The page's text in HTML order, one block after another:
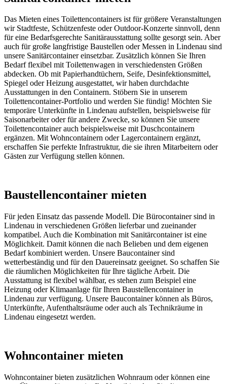
Das Mieten eines Toilettencontainers ist für größere Veranstaltungen
wir Stadtfeste, Schützenfeste oder Outdoor-Konzerte sinnvoll, denn
für eine Bedarfsgerechte Sanitärausstattung sollte gesorgt sein. Aber
auch für große langfristige Baustellen oder Messen in Lindenau sind
unsere Sanitärcontainer einsetzbar. Zusätzlich können Sie Ihren
Bedarf flexibel mit Toilettenwagen in verschiedensten Größen
abdecken. Ob mit Papierhandtüchern, Seife, Desinfektionsmittel,
Spiegel oder Heizung ausgestattet, wir haben durchdachte
Ausstattungen in den Containern. Stöbern Sie in unserem
Toilettencontainer-Portfolio und werden Sie fündig! Möchten Sie
temporäre Unterkünfte in Lindenau aufstellen, beispielsweise für
Saisonarbeiter oder für andere Zwecke, so können Sie unsere
Toilettencontainer auch beispielsweise mit Duschcontainern
ergänzen. Mit Wohncontainern oder Lagercontainern ergänzt,
erschaffen Sie perfekte Infrastruktur, die sie ihren Mitarbeitern oder
Gästen zur Verfügung stellen können.
Baustellencontainer mieten
Für jeden Einsatz das passende Modell. Die Bürocontainer sind in
Lindenau in verschiedenen Größen lieferbar und zueinander
kompatibel. Auch die Kombination mit Sanitärcontainer ist eine
Möglichkeit. Damit können die nach Belieben und dem eigenen
Bedarf kombiniert werden. Unsere Baucontainer sind
wetterbeständig und für den Dauereinsatz geeignet. So schaffen Sie
die räumlichen Möglichkeiten für Ihre tägliche Arbeit. Die
Ausstattung ist flexibel wählbar, es stehen zum Beispiel eine
Heizung oder Klimaanlage für Ihren Baustellencontainer in
Lindenau zur verfügung. Unsere Baucontainer können als Büros,
Unterkünfte, Aufenthaltsräume oder auch als Technikräume in
Lindenau eingesetzt werden.
Wohncontainer mieten
Wohncontainer bieten zusätzlichen Wohnraum oder können eine